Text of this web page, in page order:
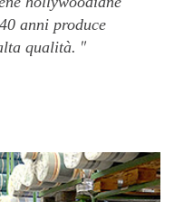
anni produce
qualità.